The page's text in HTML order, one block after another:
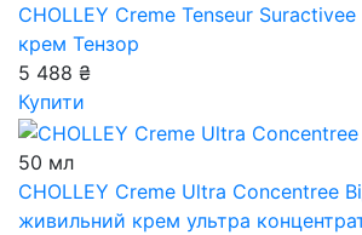
CHOLLEY Creme Tenseur Suractivee
крем Тензор
5 488 ₴
Купити
50 мл
CHOLLEY Creme Ultra Concentree
живильний крем ультра